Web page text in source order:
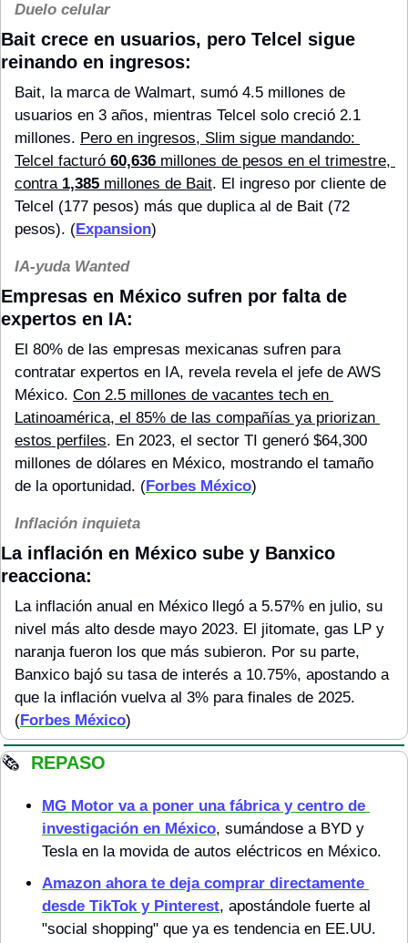
Duelo celular
Bait crece en usuarios, pero Telcel sigue
reinando en ingresos:
Bait, la marca de Walmart, sumó 4.5 millones de
usuarios en 3 años, mientras Telcel solo creció 2.1
millones. Pero en ingresos, Slim sigue mandando:
Telcel facturó 60,636 millones de pesos en el trimestre,
contra 1,385 millones de Bait. El ingreso por cliente de
Telcel (177 pesos) más que duplica al de Bait (72
pesos). (Expansion)
IA-yuda Wanted
Empresas en México sufren por falta de
expertos en IA:
El 80% de las empresas mexicanas sufren para
contratar expertos en IA, revela revela el jefe de AWS
México. Con 2.5 millones de vacantes tech en
Latinoamérica, el 85% de las compañías ya priorizan
estos perfiles. En 2023, el sector TI generó $64,300
millones de dólares en México, mostrando el tamaño
de la oportunidad. (Forbes México)
Inflación inquieta
La inflación en México sube y Banxico
reacciona:
La inflación anual en México llegó a 5.57% en julio, su
nivel más alto desde mayo 2023. El jitomate, gas LP y
naranja fueron los que más subieron. Por su parte,
Banxico bajó su tasa de interés a 10.75%, apostando a
que la inflación vuelva al 3% para finales de 2025.
(Forbes México)
🗞 REPASO
MG Motor va a poner una fábrica y centro de
investigación en México, sumándose a BYD y
Tesla en la movida de autos eléctricos en México.
Amazon ahora te deja comprar directamente
desde TikTok y Pinterest, apostándole fuerte al
"social shopping" que ya es tendencia en EE.UU.